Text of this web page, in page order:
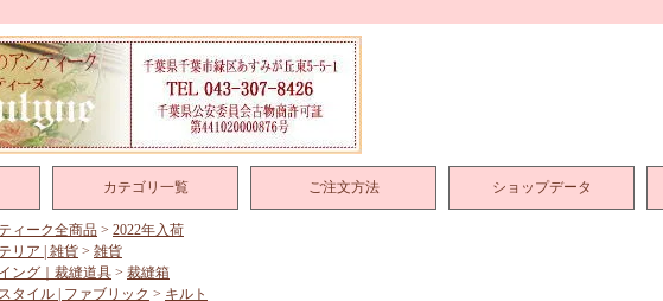
カテゴリ一覧 ご注文方法 ショップデータ
ィーク全商品 > 2022年入荷
リア | 雑貨 > 雑貨
ング｜裁縫道具 > 裁縫箱
タイル | ファブリック > キルト